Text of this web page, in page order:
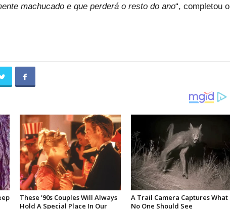
machucado e que perderá o resto do ano“, completou o